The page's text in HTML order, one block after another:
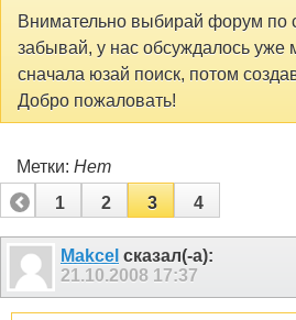
Внимательно выбирай форум по
забывай, у нас обсуждалось уже
сначала юзай поиск, потом
Добро пожаловать!
Метки: Нет
1
2 3 4
Makcel сказал(-а):
21.10.2008 17:37